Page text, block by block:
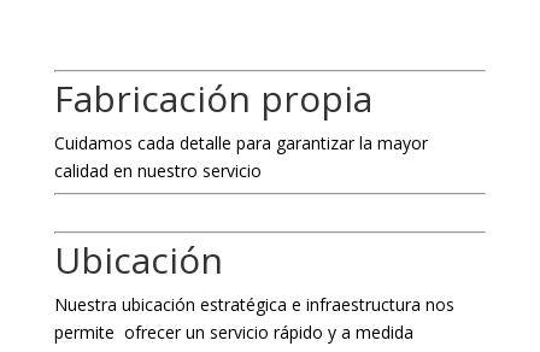
Fabricación propia
Cuidamos cada detalle para garantizar la mayor
calidad en nuestro servicio
Ubicación
Nuestra ubicación estratégica e infraestructura nos
permite ofrecer un servicio rápido y a medida